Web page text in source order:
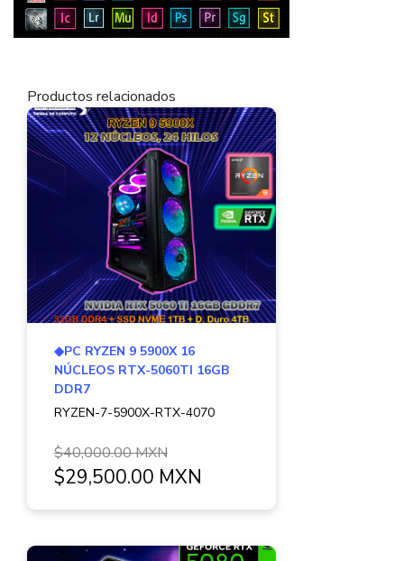
Productos relacionados
◆PC RYZEN 9 5900X 16
NÚCLEOS RTX-5060TI 16GB
DDR7
RYZEN-7-5900X-RTX-4070
$40,000.00 MXN
$29,500.00 MXN